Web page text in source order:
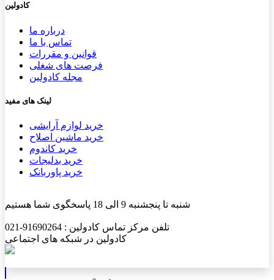
کادولین
درباره ما
تماس با ما
قوانین و مقررات
فرصت های شغلی
مجله کادولین
لینک های مفید
خرید لوازم آرایشی
خرید ماشین اصلاح
خرید کاندوم
خرید بدلیجات
خرید پاوربانک
شنبه تا پنجشنبه 9 الی 18 پاسخگوی شما هستیم
تلفن مرکز تماس کادولین : 91690264-021
کادولین در شبکه های اجتماعی